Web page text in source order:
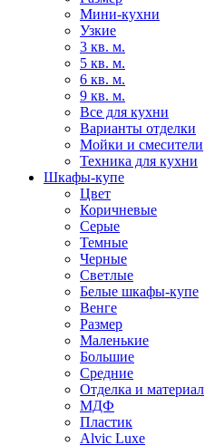
Мини-кухни
Узкие
3 кв. м.
5 кв. м.
6 кв. м.
9 кв. м.
Все для кухни
Варианты отделки
Мойки и смесители
Техника для кухни
Шкафы-купе
Цвет
Коричневые
Серые
Темные
Черные
Светлые
Белые шкафы-купе
Венге
Размер
Маленькие
Большие
Средние
Отделка и материал
МДФ
Пластик
Alvic Luxe